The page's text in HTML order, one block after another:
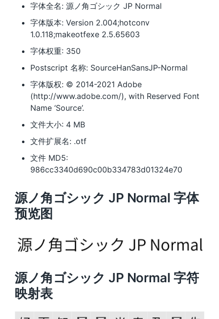
字体全名: 源ノ角ゴシック JP Normal
字体版本: Version 2.004;hotconv
1.0.118;makeotfexe 2.5.65603
字体权重: 350
Postscript 名称: SourceHanSansJP-Normal
字体版权: © 2014-2021 Adobe
(http://www.adobe.com/), with Reserved Font
Name ‘Source’.
文件大小: 4 MB
文件扩展名: .otf
文件 MD5:
986cc3340d690c00b334783d01324e70
源ノ角ゴシック JP Normal 字体
预览图
源ノ角ゴシック JP Normal 字符
映射表